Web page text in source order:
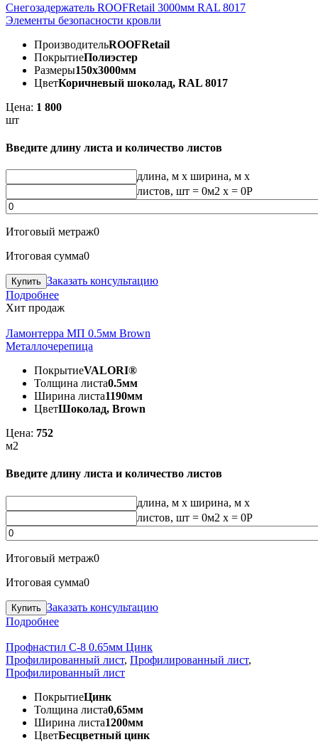
Снегозадержатель ROOFRetail 3000мм RAL 8017
Элементы безопасности кровли
ПроизводительROOFRetail
ПокрытиеПолиэстер
Размеры150х3000мм
ЦветКоричневый шоколад, RAL 8017
Цена: 1 800
шт
Введите длину листа и количество листов
длина, м x ширина, м x
листов, шт = 0м2 x = 0Р
Итоговый метраж0
Итоговая сумма0
Заказать консультацию
Подробнее
Хит продаж
Ламонтерра МП 0.5мм Brown
Металлочерепица
ПокрытиеVALORI®
Толщина листа0.5мм
Ширина листа1190мм
ЦветШоколад, Brown
Цена: 752
м2
Введите длину листа и количество листов
длина, м x ширина, м x
листов, шт = 0м2 x = 0Р
Итоговый метраж0
Итоговая сумма0
Заказать консультацию
Подробнее
Профнастил С-8 0.65мм Цинк
Профилированный лист, Профилированный лист,
Профилированный лист
ПокрытиеЦинк
Толщина листа0,65мм
Ширина листа1200мм
ЦветБесцветный цинк